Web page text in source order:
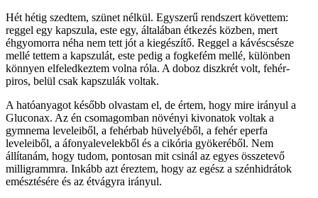
Hét hétig szedtem, szünet nélkül. Egyszerű rendszert követtem:
reggel egy kapszula, este egy, általában étkezés közben, mert
éhgyomorra néha nem tett jót a kiegészítő. Reggel a kávéscsésze
mellé tettem a kapszulát, este pedig a fogkefém mellé, különben
könnyen elfeledkeztem volna róla. A doboz diszkrét volt, fehér-
piros, belül csak kapszulák voltak.
A hatóanyagot később olvastam el, de értem, hogy mire irányul a
Gluconax. Az én csomagomban növényi kivonatok voltak a
gymnema leveleiből, a fehérbab hüvelyéből, a fehér eperfa
leveleiből, a áfonyalevelekből és a cikória gyökeréből. Nem
állítanám, hogy tudom, pontosan mit csinál az egyes összetevő
milligrammra. Inkább azt éreztem, hogy az egész a szénhidrátok
emésztésére és az étvágyra irányul.